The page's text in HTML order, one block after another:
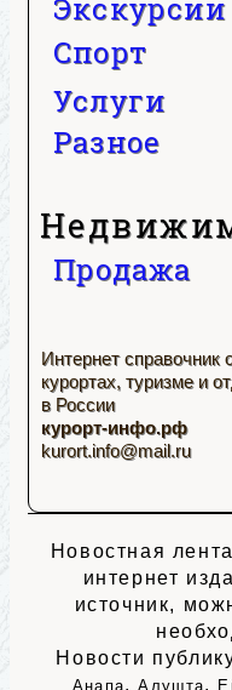
Экскурсии
Спорт
Услуги
Разное
Продажа
Интернет справочник
курортах, туризме и
в России
курорт-инфо.рф
kurort.info@mail.ru
Новостная
интернет
источник,
Новости
Анапа,Алушта,